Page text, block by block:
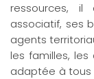
ressources, il
associatif, ses
agents
les familles,
adaptée à tous